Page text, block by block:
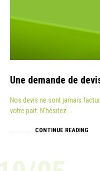
Une demande de
Nos devis ne sont jamais
votre part. N’hésitez…
CONTINUE READING